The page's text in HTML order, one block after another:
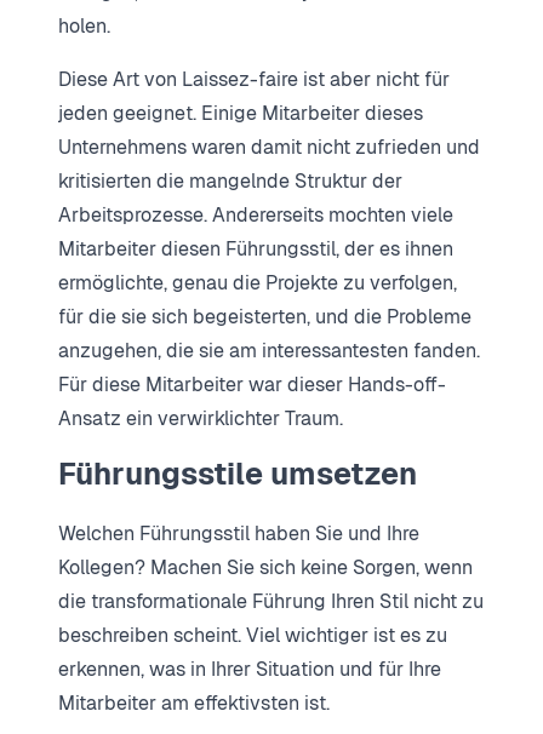
holen.
Diese Art von Laissez-faire ist aber nicht für
jeden geeignet. Einige Mitarbeiter dieses
Unternehmens waren damit nicht zufrieden und
kritisierten die mangelnde Struktur der
Arbeitsprozesse. Andererseits mochten viele
Mitarbeiter diesen Führungsstil, der es ihnen
ermöglichte, genau die Projekte zu verfolgen,
für die sie sich begeisterten, und die Probleme
anzugehen, die sie am interessantesten fanden.
Für diese Mitarbeiter war dieser Hands-off-
Ansatz ein verwirklichter Traum.
Führungsstile umsetzen
Welchen Führungsstil haben Sie und Ihre
Kollegen? Machen Sie sich keine Sorgen, wenn
die transformationale Führung Ihren Stil nicht zu
beschreiben scheint. Viel wichtiger ist es zu
erkennen, was in Ihrer Situation und für Ihre
Mitarbeiter am effektivsten ist.